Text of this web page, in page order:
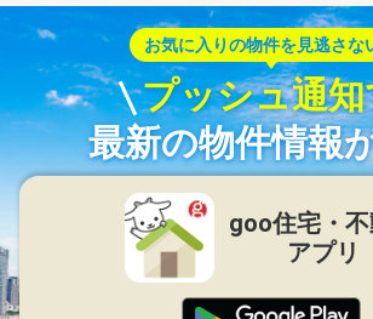
お気に入りの物件を見逃さな
プッシュ通知
最新の物件情報
goo住宅・
アプリ